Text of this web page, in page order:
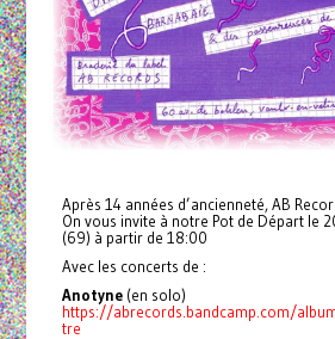
Après 14 années d’ancienneté, AB
On vous invite à notre Pot de Départ le
(69) à partir de 18:00
Avec les concerts de :
Anotyne(en solo)
https://abrecords.bandcamp.com/
tre